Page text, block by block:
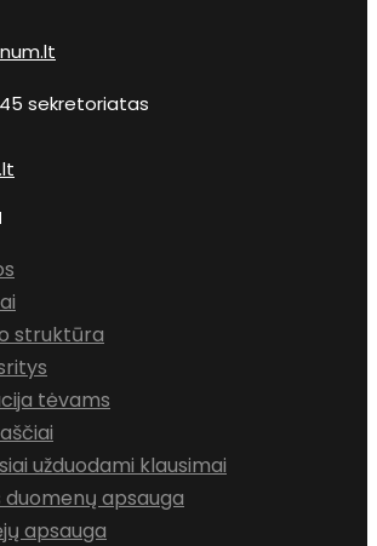
sekretoriatas
struktūra
tėvams
užduodami klausimai
duomenų apsauga
apsauga